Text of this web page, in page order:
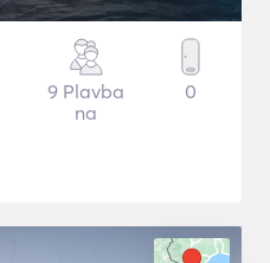
9 Plavba
na
0